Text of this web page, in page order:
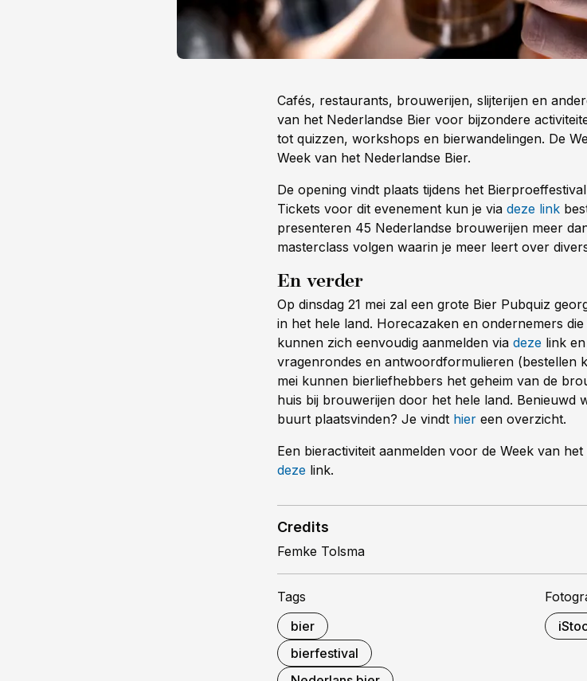
Cafés, restaurants, brouwerijen, slijterijen en
van het Nederlandse Bier voor bijzondere
tot quizzen, workshops en bierwandelingen. De
Week van het Nederlandse Bier.
De opening vindt plaats tijdens het
Tickets voor dit evenement kun je via deze link
presenteren 45 Nederlandse brouwerijen meer
masterclass volgen waarin je meer leert over
En verder
Op dinsdag 21 mei zal een grote Bier Pubquiz
in het hele land. Horecazaken en ondernemers
kunnen zich eenvoudig aanmelden via deze link
vragenrondes en antwoordformulieren (bestellen
mei kunnen bierliefhebbers het geheim van de
huis bij brouwerijen door het hele land. Benieuwd
buurt plaatsvinden? Je vindt hier een overzicht.
Een bieractiviteit aanmelden voor de Week van
deze link.
Credits
Femke Tolsma
Tags
bier
bierfestival